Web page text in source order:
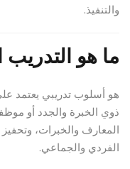
والتنفيذ.
ما هو التدريب
هو أسلوب تدريبي يعتمد
ذوي الخبرة والجدد أو
المعارف والخبرات، وتحفيز
الفردي والجماعي.